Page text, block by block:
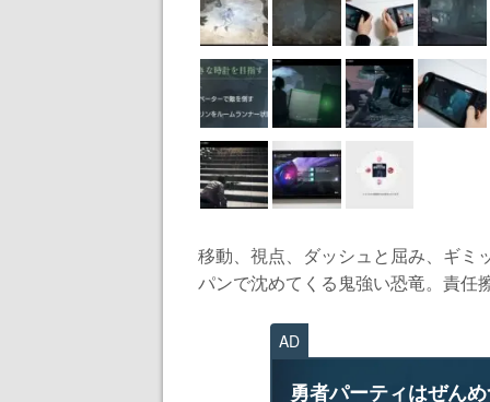
移動、視点、ダッシュと屈み、ギミ
パンで沈めてくる鬼強い恐竜。責
AD
勇者パーティはぜん